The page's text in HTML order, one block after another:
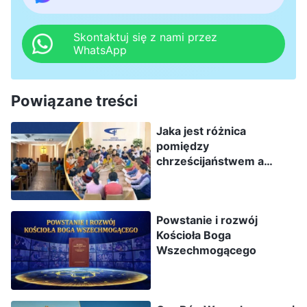
Skontaktuj się z nami przez
WhatsApp
Powiązane treści
Jaka jest różnica
pomiędzy
chrześcijaństwem a
Powstanie i rozwój
Kościoła Boga
Wszechmogącego